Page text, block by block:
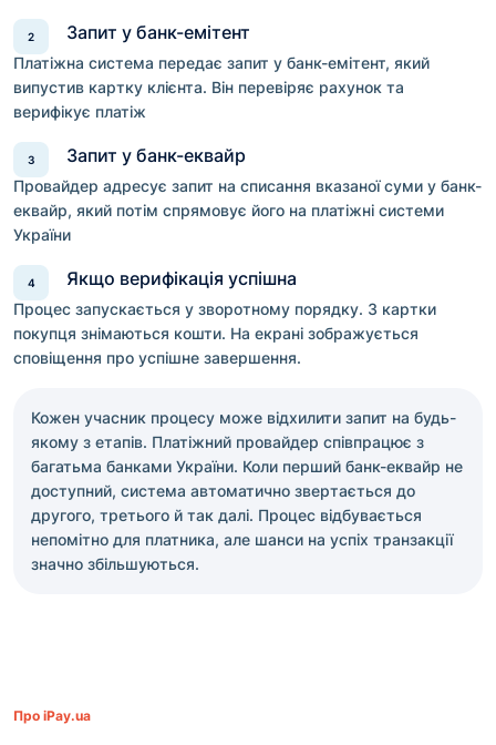
Запит у банк-емітент
Платіжна система передає запит у банк-емітент, який
випустив картку клієнта. Він перевіряє рахунок та
верифікує платіж
Запит у банк-еквайр
Провайдер адресує запит на списання вказаної суми у банк-
еквайр, який потім спрямовує його на платіжні системи
України
Якщо верифікація успішна
Процес запускається у зворотному порядку. З картки
покупця знімаються кошти. На екрані зображується
сповіщення про успішне завершення.
Кожен учасник процесу може відхилити запит на будь-
якому з етапів. Платіжний провайдер співпрацює з
багатьма банками України. Коли перший банк-еквайр не
доступний, система автоматично звертається до
другого, третього й так далі. Процес відбувається
непомітно для платника, але шанси на успіх транзакції
значно збільшуються.
Про iPay.ua